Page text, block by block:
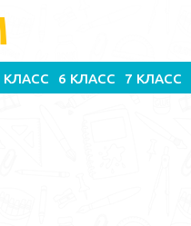
КЛАСС 6 КЛАСС 7 КЛАСС